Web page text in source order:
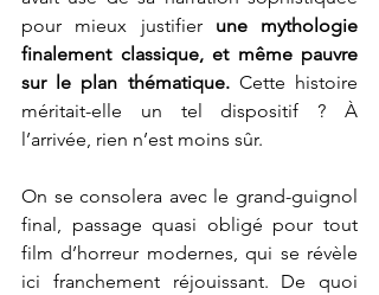
pour mieux justifier une mythologie
finalement classique, et même pauvre
sur le plan thématique. Cette histoire
méritait-elle un tel dispositif ? À
l’arrivée, rien n’est moins sûr.
On se consolera avec le grand-guignol
final, passage quasi obligé pour tout
film d’horreur modernes, qui se révèle
ici franchement réjouissant. De quoi